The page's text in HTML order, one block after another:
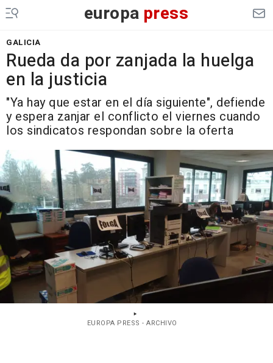
europa press
GALICIA
Rueda da por zanjada la huelga
en la justicia
"Ya hay que estar en el día siguiente", defiende
y espera zanjar el conflicto el viernes cuando
los sindicatos respondan sobre la oferta
EUROPA PRESS - ARCHIVO